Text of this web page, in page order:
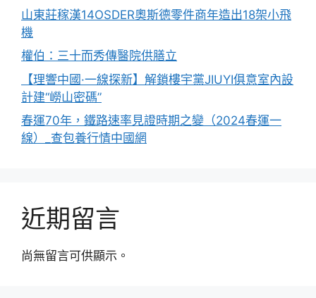
山東莊稼漢14OSDER奧斯德零件商年造出18架小飛
機
權伯：三十而秀傳醫院供膳立
【理響中國·一線探新】解鎖樓宇黨JIUYI俱意室內設
計建“嶗山密碼”
春運70年，鐵路速率見證時期之變（2024春運一
線）_查包養行情中國網
近期留言
尚無留言可供顯示。